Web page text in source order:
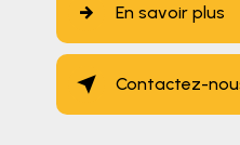
En savoir plus
Contactez-